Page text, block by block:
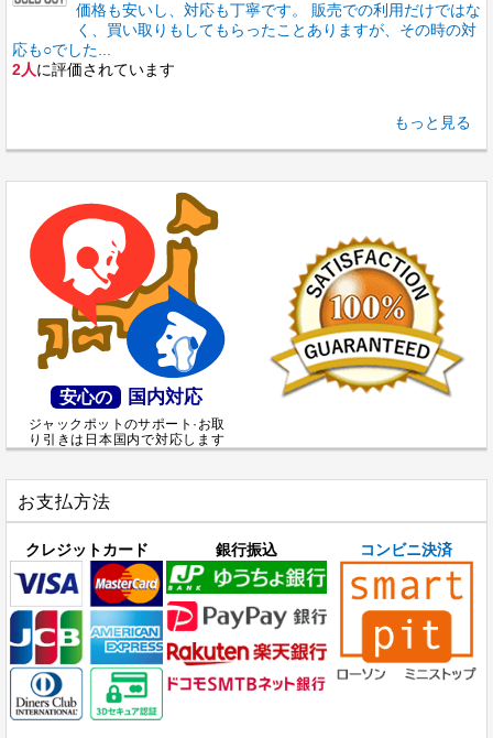
価格も安いし、対応も丁寧です。 販売での利用だけではな
く、買い取りもしてもらったことありますが、その時の対
応も○でした...
2人に評価されています
もっと見る
安心の 国内対応
ジャックポットのサポート·お取
り引きは日本国内で対応します
お支払方法
クレジットカード 銀行振込 コンビニ決済